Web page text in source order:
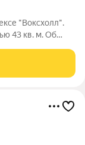
"Воксхолл".
43 кв. м. Об